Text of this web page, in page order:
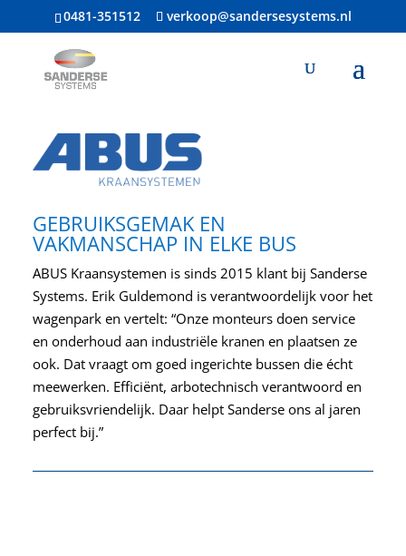
0481-351512 verkoop@sandersesystems.nl
GEBRUIKSGEMAK EN
VAKMANSCHAP IN ELKE BUS
ABUS Kraansystemen is sinds 2015 klant bij Sanderse
Systems. Erik Guldemond is verantwoordelijk voor het
wagenpark en vertelt: “Onze monteurs doen service
en onderhoud aan industriële kranen en plaatsen ze
ook. Dat vraagt om goed ingerichte bussen die écht
meewerken. Efficiënt, arbotechnisch verantwoord en
gebruiksvriendelijk. Daar helpt Sanderse ons al jaren
perfect bij.”